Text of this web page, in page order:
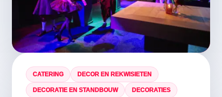
CATERING DECOR EN REKWISIETEN
DECORATIE EN STANDBOUW DECORATIES